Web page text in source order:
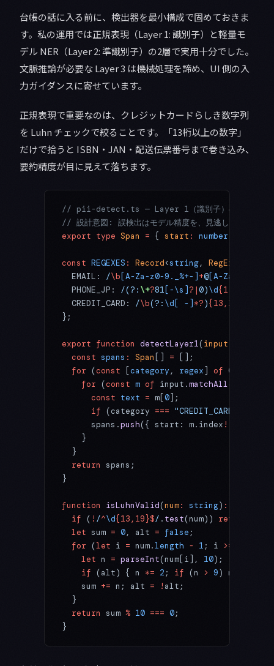
台帳の話に入る前に、検出器を最小構成で固めておきま
す。私の運用では正規表現（Layer 1: 識別子）と軽量モ
デル NER（Layer 2: 準識別子）の2層で実用十分でした。
文脈推論が必要な Layer 3 は機械処理を諦め、UI 側の入
力ガイダンスに寄せています。
正規表現で重要なのは、クレジットカードらしき数字列
を Luhn チェックで絞ることです。「13桁以上の数字」
だけで拾うと ISBN・JAN・配送伝票番号まで巻き込み、
要約精度が目に見えて落ちます。
// pii-detect.ts — Layer 1（識別子）の機械検出。ト
// 設計意図: 誤検出はモデル精度を、見逃しは漏洩を悪
export type Span = { start : number
const REGEXES : Record<string, RegExp
  EMAIL:
/\b [A-Za-z0-9._%+-] +@[A-Za-z0-9.-]
  PHONE_JP:
/(?: \+?81 [-\s] ?|0)\d{1,4}
  CREDIT_CARD:
/\b(?: \d[ -] *?){13,19}\b
};
export function detectLayer1(input
  const
spans : Span [] = [];
  for
(const [category , regex ] of Object.
    for
(const m of input.matchAll(regex))
      const
text = m[0];
      if
(category === "CREDIT_CARD"
      spans.
push({ start: m.index !
    }
  }
  return
spans;
}
function isLuhnValid(num: string) :
  if
( ! /^\d{13,19}$/ . test(num)) return
  let
sum = 0, alt = false ;
  for
(let i = num.length - 1 ; i >=
    let
n = parseInt(num[i], 10);
    if
(alt) { n *= 2 ; if (n > 9) n
    sum
+= n; alt = ! alt;
  }
  return
sum % 10 === 0;
}